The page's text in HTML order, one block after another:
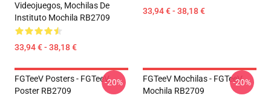
Videojuegos, Mochilas De
Instituto Mochila RB2709
33,94 € - 38,18 €
33,94 € - 38,18 €
FGTeeV Posters - FGTeeV
Poster RB2709
-20%
FGTeeV Mochilas - FGTeeV
Mochila RB2709
-20%